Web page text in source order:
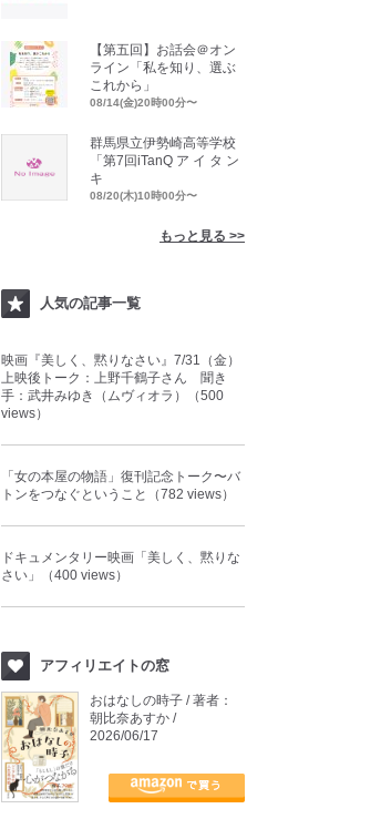
【第五回】お話会＠オン
ライン「私を知り、選ぶ
これから」
08/14(金)20時00分〜
群馬県立伊勢崎高等学校
「第7回iTanQ ア イ タ ン
キ
08/20(木)10時00分〜
もっと見る >>
人気の記事一覧
映画『美しく、黙りなさい』7/31（金）
上映後トーク：上野千鶴子さん 聞き
手：武井みゆき（ムヴィオラ）（500
views）
「女の本屋の物語」復刊記念トーク〜バ
トンをつなぐということ（782 views）
ドキュメンタリー映画「美しく、黙りな
さい」（400 views）
アフィリエイトの窓
おはなしの時子 / 著者：
朝比奈あすか /
2026/06/17